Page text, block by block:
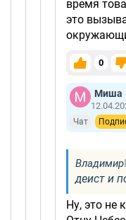
время
это
0
Миша
Чат
Владимир
деист и
Ну, это не